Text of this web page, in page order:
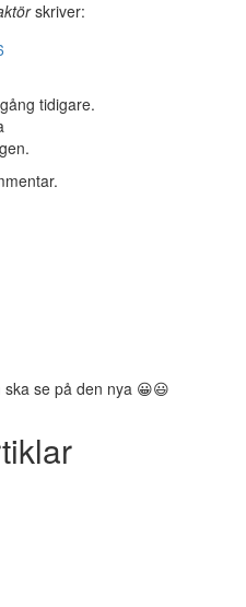
skriver:
tidigare.
se på den nya 😀😃